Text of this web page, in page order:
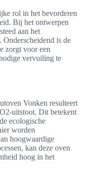
rol in het bevorderen
Bij het ontwerpen
aan het
Onderscheidend is de
zorgt voor een
vervuiling te
Vonken resulteert
uitstoot. Dit betekent
ecologische
worden
hoogwaardige
kan deze oven
hoog in het